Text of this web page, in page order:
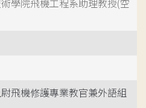
學院飛機工程系助理教授(空
飛機修護專業教官兼外語組